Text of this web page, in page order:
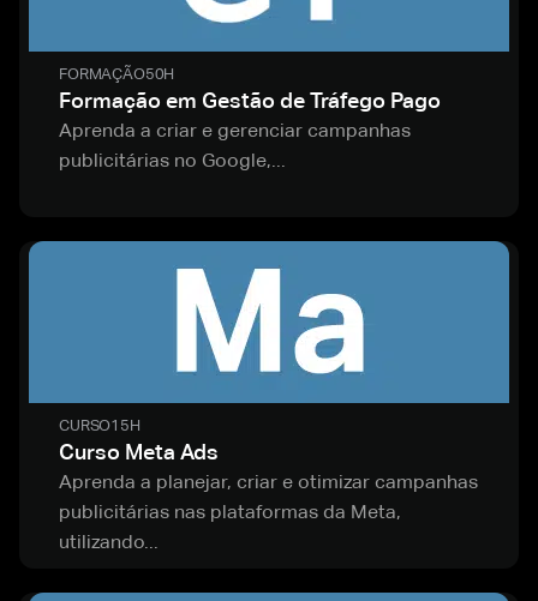
FORMAÇÃO50H
Formação em Gestão de Tráfego Pago
Aprenda a criar e gerenciar campanhas
publicitárias no Google,...
CURSO15H
Curso Meta Ads
Aprenda a planejar, criar e otimizar campanhas
publicitárias nas plataformas da Meta,
utilizando...